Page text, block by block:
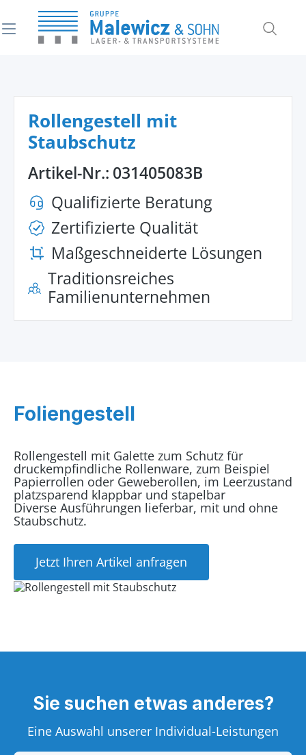
springen
Rollengestell mit
Staubschutz
Artikel-Nr.: 031405083B
Qualifizierte Beratung
Zertifizierte Qualität
Maßgeschneiderte Lösungen
Traditionsreiches
Familienunternehmen
Foliengestell
Rollengestell mit Galette zum Schutz für
druckempfindliche Rollenware, zum Beispiel
Papierrollen oder Geweberollen, im Leerzustand
platzsparend klappbar und stapelbar
Diverse Ausführungen lieferbar, mit und ohne
Staubschutz.
Jetzt Ihren Artikel anfragen
Sie suchen etwas anderes?
Eine Auswahl unserer Individual-Leistungen